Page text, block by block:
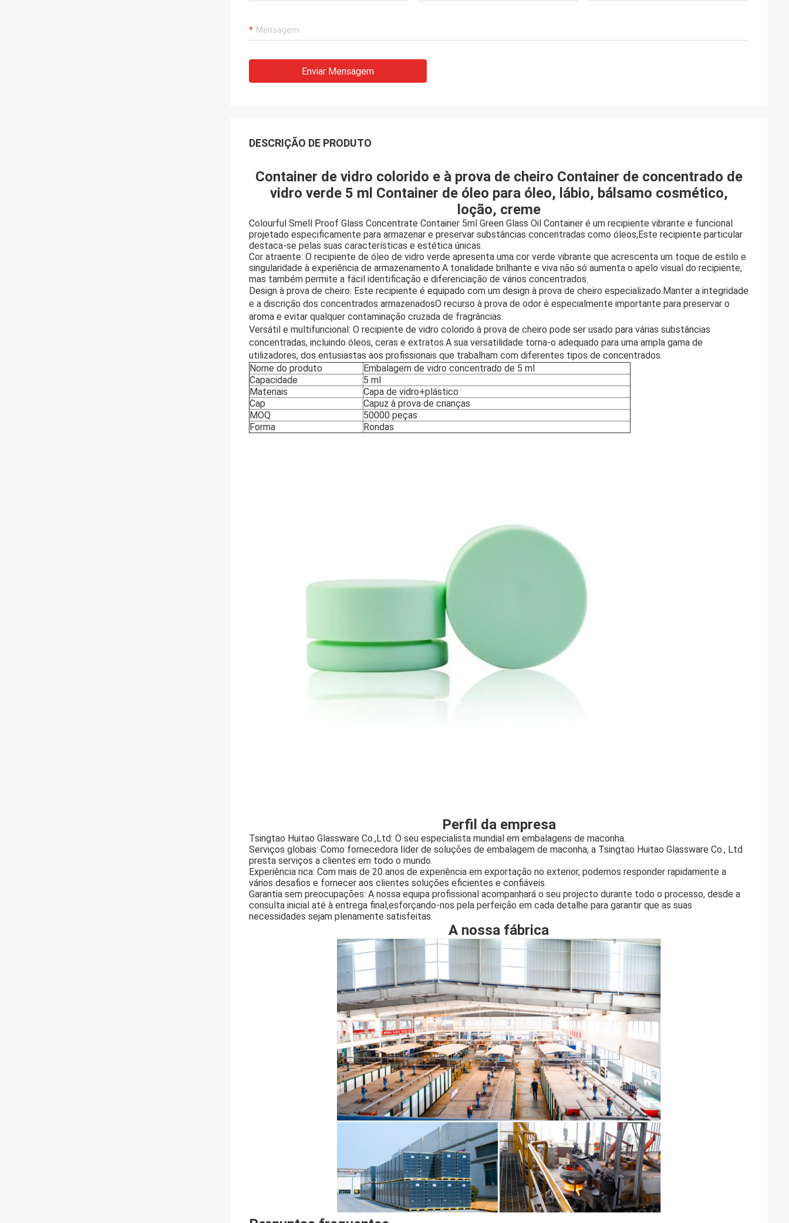
Enviar Mensagem
DESCRIÇÃO DE PRODUTO
Container de vidro colorido e à prova de cheiro Container de concentrado de
vidro verde 5 ml Container de óleo para óleo, lábio, bálsamo cosmético,
loção, creme
Colourful Smell Proof Glass Concentrate Container 5ml Green Glass Oil Container é um recipiente vibrante e funcional
projetado especificamente para armazenar e preservar substâncias concentradas como óleos,Este recipiente particular
destaca-se pelas suas características e estética únicas.
Cor atraente: O recipiente de óleo de vidro verde apresenta uma cor verde vibrante que acrescenta um toque de estilo e
singularidade à experiência de armazenamento.A tonalidade brilhante e viva não só aumenta o apelo visual do recipiente,
mas também permite a fácil identificação e diferenciação de vários concentrados.
Design à prova de cheiro: Este recipiente é equipado com um design à prova de cheiro especializado.Manter a integridade
e a discrição dos concentrados armazenadosO recurso à prova de odor é especialmente importante para preservar o
aroma e evitar qualquer contaminação cruzada de fragrâncias.
Versátil e multifuncional: O recipiente de vidro colorido à prova de cheiro pode ser usado para várias substâncias
concentradas, incluindo óleos, ceras e extratos.A sua versatilidade torna-o adequado para uma ampla gama de
utilizadores, dos entusiastas aos profissionais que trabalham com diferentes tipos de concentrados.
Nome do produto
Embalagem de vidro concentrado de 5 ml
Capacidade
5 ml
Materiais
Capa de vidro+plástico
Cap
Capuz à prova de crianças
MOQ
50000 peças
Forma
Rondas
Perfil da empresa
Tsingtao Huitao Glassware Co.,Ltd: O seu especialista mundial em embalagens de maconha.
Serviços globais: Como fornecedora líder de soluções de embalagem de maconha, a Tsingtao Huitao Glassware Co., Ltd
presta serviços a clientes em todo o mundo.
Experiência rica: Com mais de 20 anos de experiência em exportação no exterior, podemos responder rapidamente a
vários desafios e fornecer aos clientes soluções eficientes e confiáveis.
Garantia sem preocupações: A nossa equipa profissional acompanhará o seu projecto durante todo o processo, desde a
consulta inicial até à entrega final,esforçando-nos pela perfeição em cada detalhe para garantir que as suas
necessidades sejam plenamente satisfeitas.
A nossa fábrica